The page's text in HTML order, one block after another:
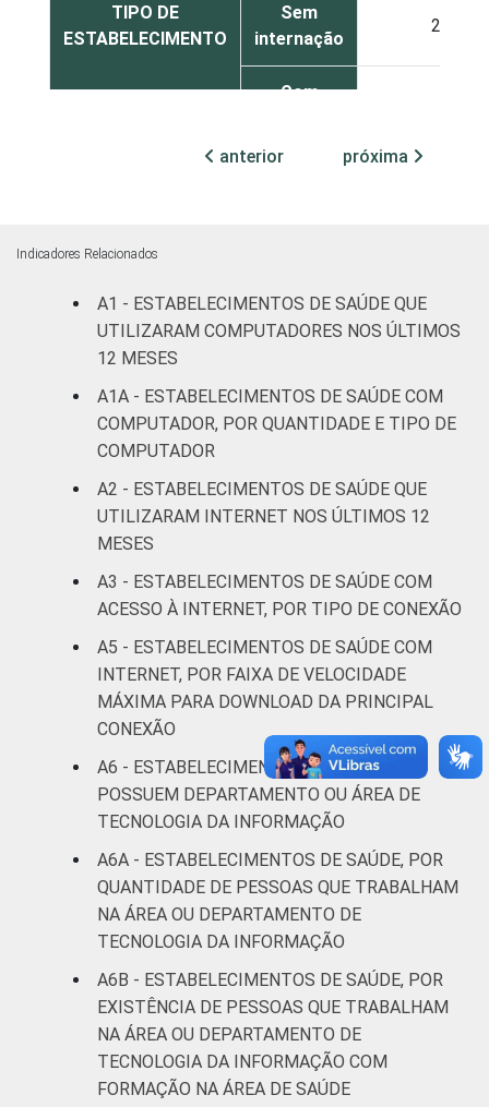
TIPO DE
ESTABELECIMENTO
Sem
internação
26
Com
50 leitos)
diagnose e
terapia
30
LOCALIZAÇÃO Capital
Fonte: CGI.br/NIC.br, Centro Regional de
Estudos para o Desenvolvimento da
Sociedade da Informação (Cetic.br),
Pesquisa sobre o uso das Tecnologias de
Informação e Comunicação nos
estabelecimentos de saúde brasileiros - TIC
Saúde 2016.
anterior próxima
Indicadores Relacionados
A1 - ESTABELECIMENTOS DE SAÚDE QUE
UTILIZARAM COMPUTADORES NOS ÚLTIMOS
12 MESES
A1A - ESTABELECIMENTOS DE SAÚDE COM
COMPUTADOR, POR QUANTIDADE E TIPO DE
COMPUTADOR
A2 - ESTABELECIMENTOS DE SAÚDE QUE
UTILIZARAM INTERNET NOS ÚLTIMOS 12
MESES
A3 - ESTABELECIMENTOS DE SAÚDE COM
ACESSO À INTERNET, POR TIPO DE CONEXÃO
A5 - ESTABELECIMENTOS DE SAÚDE COM
INTERNET, POR FAIXA DE VELOCIDADE
MÁXIMA PARA DOWNLOAD DA PRINCIPAL
CONEXÃO
A6 - ESTABELECIMENTOS DE SAÚDE QUE
POSSUEM DEPARTAMENTO OU ÁREA DE
TECNOLOGIA DA INFORMAÇÃO
A6A - ESTABELECIMENTOS DE SAÚDE, POR
QUANTIDADE DE PESSOAS QUE TRABALHAM
NA ÁREA OU DEPARTAMENTO DE
TECNOLOGIA DA INFORMAÇÃO
A6B - ESTABELECIMENTOS DE SAÚDE, POR
EXISTÊNCIA DE PESSOAS QUE TRABALHAM
NA ÁREA OU DEPARTAMENTO DE
TECNOLOGIA DA INFORMAÇÃO COM
FORMAÇÃO NA ÁREA DE SAÚDE